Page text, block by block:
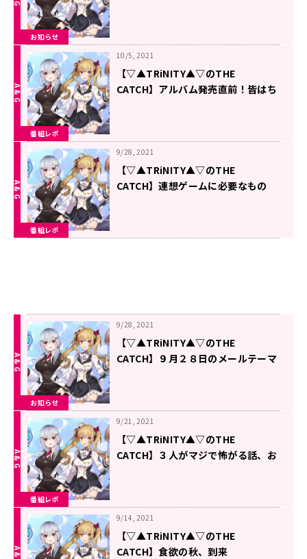
お知らせ
番組レポ
10/5, 2021
【▽▲TRiNITY▲▽のTHE
CATCH】アルバム発売直前！皆はち
番組レポ
9/28, 2021
【▽▲TRiNITY▲▽のTHE
CATCH】連想ゲームに必要なもの
お知らせ
9/28, 2021
【▽▲TRiNITY▲▽のTHE
CATCH】９月２８日のメールテーマ
番組レポ
9/21, 2021
【▽▲TRiNITY▲▽のTHE
CATCH】３人がマジで怖がる話、お
9/14, 2021
【▽▲TRiNITY▲▽のTHE
CATCH】食欲の秋、到来